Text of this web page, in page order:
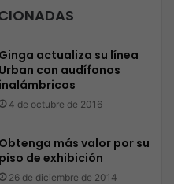
Ginga actualiza su línea
Urban con audífonos
inalámbricos
4 de octubre de 2016
Obtenga más valor por su
piso de exhibición
26 de diciembre de 2014